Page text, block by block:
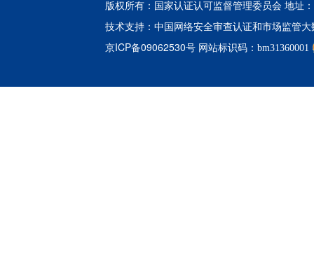
版权所有：国家认证认可监督管理委员会 地址
技术支持： 中国网络安全审查认证和市场监管
京ICP备09062530号 网站标识码：bm31360001